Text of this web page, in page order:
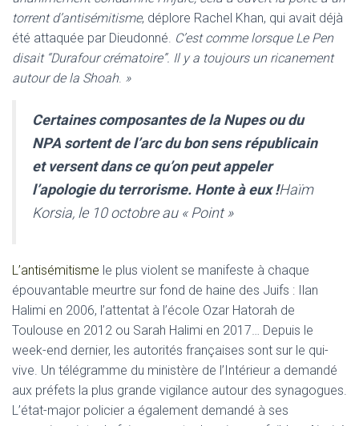
torrent d’antisémitisme, déplore Rachel Khan, qui avait déjà
été attaquée par Dieudonné. C’est comme lorsque Le Pen
disait “Durafour crématoire”. Il y a toujours un ricanement
autour de la Shoah. »
Certaines composantes de la Nupes ou du
NPA sortent de l’arc du bon sens républicain
et versent dans ce qu’on peut appeler
l’apologie du terrorisme. Honte à eux !Haïm
Korsia, le 10 octobre au « Point »
L’antisémitisme le plus violent se manifeste à chaque
épouvantable meurtre sur fond de haine des Juifs : Ilan
Halimi en 2006, l’attentat à l’école Ozar Hatorah de
Toulouse en 2012 ou Sarah Halimi en 2017… Depuis le
week-end dernier, les autorités françaises sont sur le qui-
vive. Un télégramme du ministère de l’Intérieur a demandé
aux préfets la plus grande vigilance autour des synagogues.
L’état-major policier a également demandé à ses